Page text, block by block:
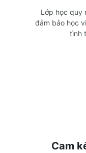
Lớp học quy
đảm bảo học
tình
Cam